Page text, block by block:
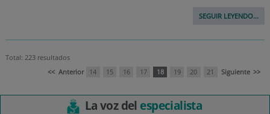
SEGUIR LEYENDO...
Total: 223 resultados
<< Anterior 14 15 16 17 18 19 20 21 Siguiente >>
La voz del especialista